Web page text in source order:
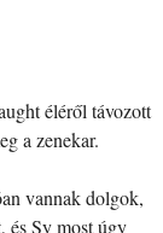
éléről távozott
a zenekar.
vannak dolgok,
és Sy most úgy